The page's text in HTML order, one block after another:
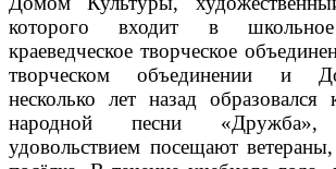
которого входит в
краеведческое творческое
творческом объединении и
несколько лет назад образовался
народной песни
удовольствием посещают